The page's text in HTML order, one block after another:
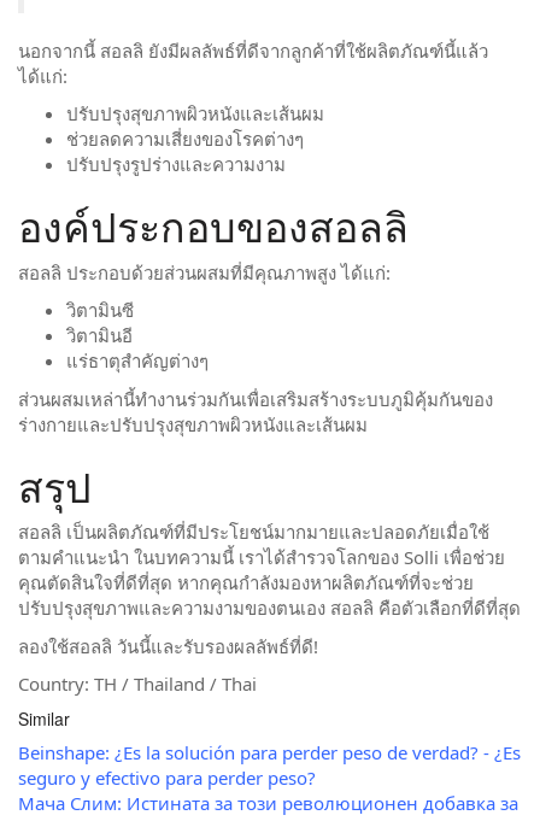
นอกจากนี้ สอลลิ ยังมีผลลัพธ์ที่ดีจากลูกค้าที่ใช้ผลิตภัณฑ์นี้แล้ว
ได้แก่:
ปรับปรุงสุขภาพผิวหนังและเส้นผม
ช่วยลดความเสี่ยงของโรคต่างๆ
ปรับปรุงรูปร่างและความงาม
องค์ประกอบของสอลลิ
สอลลิ ประกอบด้วยส่วนผสมที่มีคุณภาพสูง ได้แก่:
วิตามินซี
วิตามินอี
แร่ธาตุสำคัญต่างๆ
ส่วนผสมเหล่านี้ทำงานร่วมกันเพื่อเสริมสร้างระบบภูมิคุ้มกันของ
ร่างกายและปรับปรุงสุขภาพผิวหนังและเส้นผม
สรุป
สอลลิ เป็นผลิตภัณฑ์ที่มีประโยชน์มากมายและปลอดภัยเมื่อใช้
ตามคำแนะนำ ในบทความนี้ เราได้สำรวจโลกของ Solli เพื่อช่วย
คุณตัดสินใจที่ดีที่สุด หากคุณกำลังมองหาผลิตภัณฑ์ที่จะช่วย
ปรับปรุงสุขภาพและความงามของตนเอง สอลลิ คือตัวเลือกที่ดีที่สุด
ลองใช้สอลลิ วันนี้และรับรองผลลัพธ์ที่ดี!
Country: TH / Thailand / Thai
Similar
Beinshape: ¿Es la solución para perder peso de verdad? - ¿Es
seguro y efectivo para perder peso?
Мача Слим: Истината за този революционен добавка за